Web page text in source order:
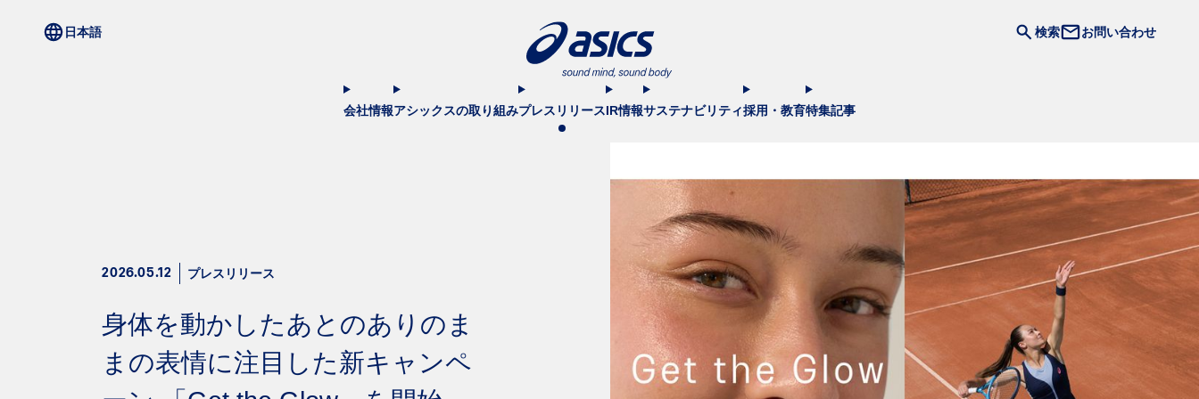
検索 お問い合わせ
会社情報アシックスの取り組みプレスリリースIR情報サステナビリティ採用・教育特集記事
2026.05.12 プレスリリース
身体を動かしたあとのありのま
まの表情に注目した新キャンペ